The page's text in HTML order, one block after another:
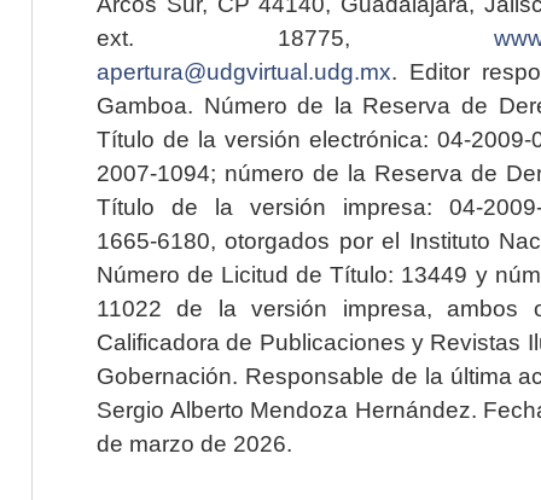
ext. 18775,
apertura@udgvirtual.udg.mx. Editor
Gamboa. Número de la Reserva de
Título de la versión electrónica: 04-2009-
2007-1094; número de la Reserva de
Título de la versión impresa: 04-2009-
1665-6180, otorgados por el Instituto
Número de Licitud de Título: 13449 y
11022 de la versión impresa, ambos
Calificadora de Publicaciones y Revistas
Gobernación. Responsable de la última
Sergio Alberto Mendoza Hernández.
de marzo de 2026.